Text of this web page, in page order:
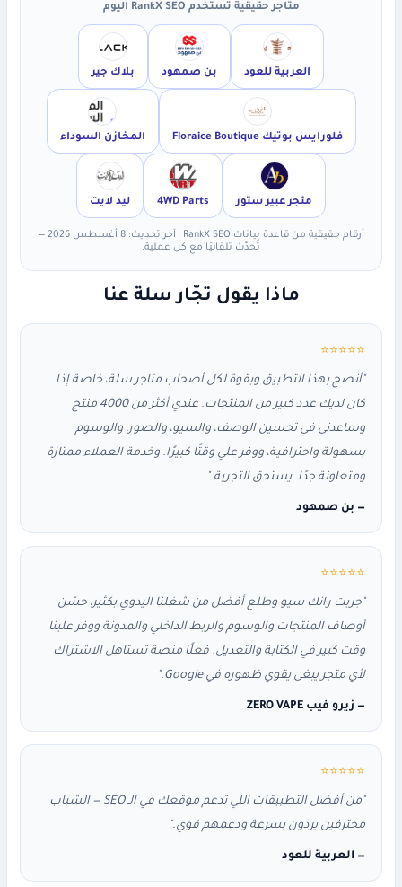
متاجر حقيقية تستخدم RankX SEO اليوم
العربية للعود بن صمهود بلاك جير
فلورايس بوتيك Floraice Boutique المخازن السوداء
متجر عبير ستور 4WD Parts ليد لايت
أرقام حقيقية من قاعدة بيانات RankX SEO · آخر تحديث: 8 أغسطس 2026 —
تُحدَّث تلقائيًا مع كل عملية.
ماذا يقول تجّار سلة عنا
⭐⭐⭐⭐⭐
"أنصح بهذا التطبيق وبقوة لكل أصحاب متاجر سلة، خاصة إذا
كان لديك عدد كبير من المنتجات. عندي أكثر من 4000 منتج
وساعدني في تحسين الوصف، والسيو، والصور، والوسوم
بسهولة واحترافية، ووفر علي وقتًا كبيرًا. وخدمة العملاء ممتازة
ومتعاونة جدًا. يستحق التجربة."
— بن صمهود
⭐⭐⭐⭐⭐
"جربت رانك سيو وطلع أفضل من شغلنا اليدوي بكثير، حسّن
أوصاف المنتجات والوسوم والربط الداخلي والمدونة ووفر علينا
وقت كبير في الكتابة والتعديل. فعلًا منصة تستاهل الاشتراك
لأي متجر يبغى يقوي ظهوره في Google."
— زيرو فيب ZERO VAPE
⭐⭐⭐⭐⭐
"من أفضل التطبيقات اللي تدعم موقعك في الـ SEO — الشباب
محترفين يردون بسرعة ودعمهم قوي."
— العربية للعود